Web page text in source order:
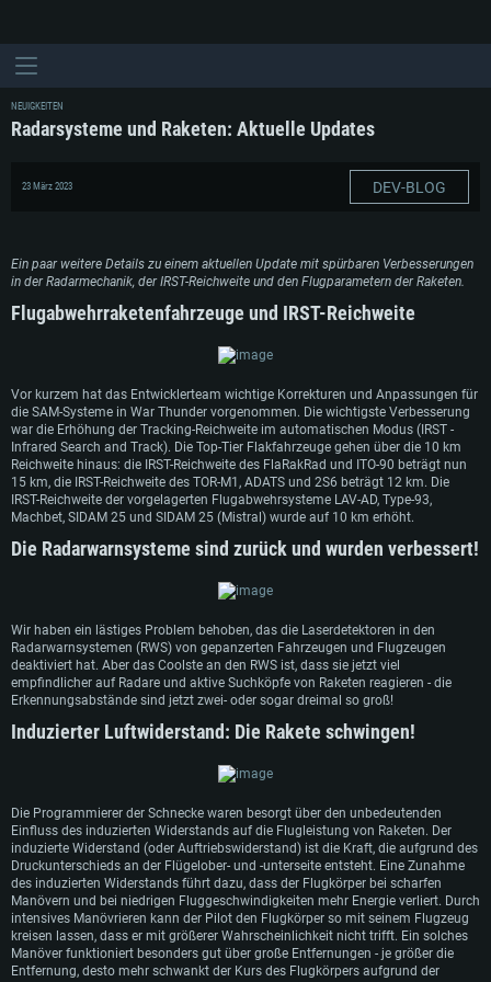
SYSTEMANFORDERUNGEN
Für Linux
Mindestanforderungen
Betriebssystem: Windows 10 (64bit)
Prozessor: Dual-Core 2.2 GHz
Arbeitsspeicher: 4GB
DirectX 11 fähige Grafikkarte: AMD Radeon 77XX / NVIDIA GeForce GTX
660; die geringste Auflösung für das Spiel beträgt 720p
Mindestanforderungen
Betriebssystem: Mac OS Big Sur 11.0 oder neuer
Prozessor: Intel Core i5, 2.2 GHz (Intel Xeon Prozessoren werden nicht
unterstützt)
Arbeitsspeicher: 6 GB
Grafikkarte: Intel Iris Pro 5200 oder analoge AMD / Nvidia für Mac. Die
Mindestanforderungen
Betriebssystem: neueste 64bit Linux Systeme
Prozessor: Dual-Core 2.4 GHz
Arbeitsspeicher: 4 GB
Grafikkarte: NVIDIA 660 mit den neuesten Treibern (nicht älter als 6
Monate) / vergleichbare AMD mit den neuesten Treibern (nicht älter als 6
NEUIGKEITEN
Radarsysteme und Raketen: Aktuelle Updates
23 März 2023 DEV-BLOG
Ein paar weitere Details zu einem aktuellen Update mit spürbaren Verbesserungen
in der Radarmechanik, der IRST-Reichweite und den Flugparametern der Raketen.
Flugabwehrraketenfahrzeuge und IRST-Reichweite
Vor kurzem hat das Entwicklerteam wichtige Korrekturen und Anpassungen für
die SAM-Systeme in War Thunder vorgenommen. Die wichtigste Verbesserung
war die Erhöhung der Tracking-Reichweite im automatischen Modus (IRST -
Infrared Search and Track). Die Top-Tier Flakfahrzeuge gehen über die 10 km
Reichweite hinaus: die IRST-Reichweite des FlaRakRad und ITO-90 beträgt nun
15 km, die IRST-Reichweite des TOR-M1, ADATS und 2S6 beträgt 12 km. Die
IRST-Reichweite der vorgelagerten Flugabwehrsysteme LAV-AD, Type-93,
Machbet, SIDAM 25 und SIDAM 25 (Mistral) wurde auf 10 km erhöht.
Die Radarwarnsysteme sind zurück und wurden verbessert!
Wir haben ein lästiges Problem behoben, das die Laserdetektoren in den
Radarwarnsystemen (RWS) von gepanzerten Fahrzeugen und Flugzeugen
deaktiviert hat. Aber das Coolste an den RWS ist, dass sie jetzt viel
empfindlicher auf Radare und aktive Suchköpfe von Raketen reagieren - die
Erkennungsabstände sind jetzt zwei- oder sogar dreimal so groß!
Induzierter Luftwiderstand: Die Rakete schwingen!
Die Programmierer der Schnecke waren besorgt über den unbedeutenden
Einfluss des induzierten Widerstands auf die Flugleistung von Raketen. Der
induzierte Widerstand (oder Auftriebswiderstand) ist die Kraft, die aufgrund des
Druckunterschieds an der Flügelober- und -unterseite entsteht. Eine Zunahme
des induzierten Widerstands führt dazu, dass der Flugkörper bei scharfen
Manövern und bei niedrigen Fluggeschwindigkeiten mehr Energie verliert. Durch
intensives Manövrieren kann der Pilot den Flugkörper so mit seinem Flugzeug
kreisen lassen, dass er mit größerer Wahrscheinlichkeit nicht trifft. Ein solches
Manöver funktioniert besonders gut über große Entfernungen - je größer die
Entfernung, desto mehr schwankt der Kurs des Flugkörpers aufgrund der